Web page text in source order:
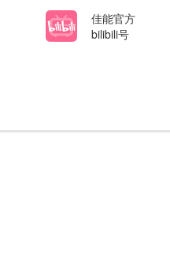
佳能官方
bilibili号